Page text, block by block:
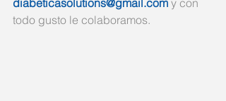
diabeticasolutions@gmail.com y con
todo gusto le colaboramos.